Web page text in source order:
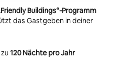
Buildings“-Programm
das Gastgeben in deiner
120 Nächte pro Jahr